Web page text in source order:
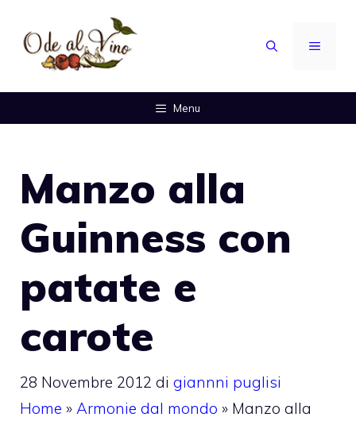
contenuto
MENU
Menu
Manzo alla
Guinness con
patate e
carote
28 Novembre 2012 di giannni puglisi
Home » Armonie dal mondo » Manzo alla